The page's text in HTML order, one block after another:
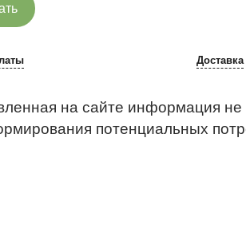
Доставка
на сайте информация не
потенциальных